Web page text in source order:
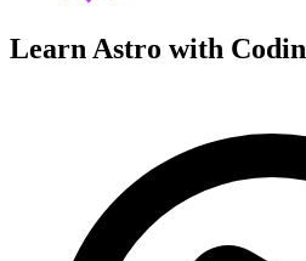
Learn Astro with